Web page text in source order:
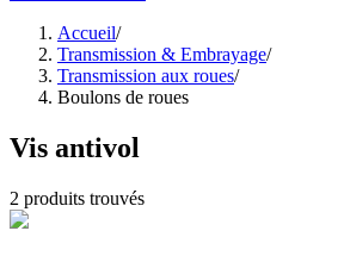
Accueil/
Transmission & Embrayage/
Transmission aux roues/
Boulons de roues
Vis antivol
2 produits trouvés